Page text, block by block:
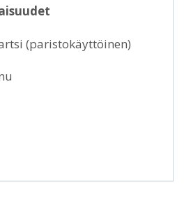
(paristokäyttöinen)